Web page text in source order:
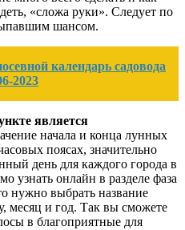
«сложа руки». Следует по
шансом.
календарь садовода
2023
является
начала и конца лунных
поясах, значительно
день для каждого города в
узнать онлайн в разделе фаза
нужно выбрать название
месяц и год. Так вы сможете
в благоприятные для